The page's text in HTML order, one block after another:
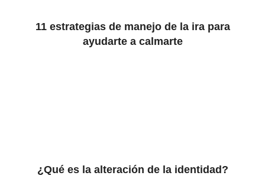
11 estrategias de manejo de la ira para
ayudarte a calmarte
¿Qué es la alteración de la identidad?